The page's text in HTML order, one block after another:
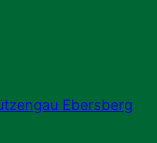
Ebersberg